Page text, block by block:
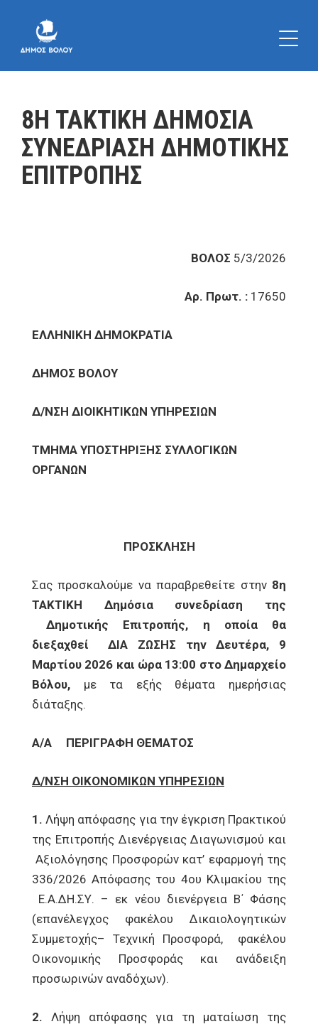
8Η ΤΑΚΤΙΚΗ ΔΗΜΟΣΙΑ
ΣΥΝΕΔΡΙΑΣΗ ΔΗΜΟΤΙΚΗΣ
ΕΠΙΤΡΟΠΗΣ
ΒΟΛΟΣ 5/3/2026
Αρ. Πρωτ. : 17650
ΕΛΛΗΝΙΚΗ ΔΗΜΟΚΡΑΤΙΑ
ΔΗΜΟΣ ΒΟΛΟΥ
Δ/ΝΣΗ ΔΙΟΙΚΗΤΙΚΩΝ ΥΠΗΡΕΣΙΩΝ
ΤΜΗΜΑ ΥΠΟΣΤΗΡΙΞΗΣ ΣΥΛΛΟΓΙΚΩΝ
ΟΡΓΑΝΩΝ
ΠΡΟΣΚΛΗΣΗ
Σας προσκαλούμε να παραβρεθείτε στην 8η
ΤΑΚΤΙΚΗ Δημόσια συνεδρίαση της
Δημοτικής Επιτροπής, η οποία θα
διεξαχθεί ΔΙΑ ΖΩΣΗΣ την Δευτέρα, 9
Μαρτίου 2026 και ώρα 13:00 στο Δημαρχείο
Βόλου, με τα εξής θέματα ημερήσιας
διάταξης.
Α/Α ΠΕΡΙΓΡΑΦΗ ΘΕΜΑΤΟΣ
Δ/ΝΣΗ ΟΙΚΟΝΟΜΙΚΩΝ ΥΠΗΡΕΣΙΩΝ
1.Λήψη απόφασης για την έγκριση Πρακτικού
της Επιτροπής Διενέργειας Διαγωνισμού και
Αξιολόγησης Προσφορών κατ’ εφαρμογή της
336/2026 Απόφασης του 4ου Κλιμακίου της
Ε.Α.ΔΗ.ΣΥ. – εκ νέου διενέργεια Β΄ Φάσης
(επανέλεγχος φακέλου Δικαιολογητικών
Συμμετοχής– Τεχνική Προσφορά, φακέλου
Οικονομικής Προσφοράς και ανάδειξη
προσωρινών αναδόχων).
2. Λήψη απόφασης για τη ματαίωση της